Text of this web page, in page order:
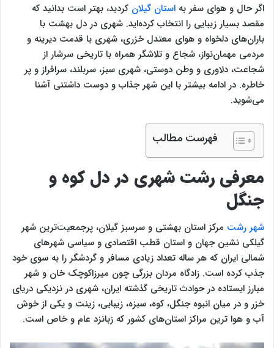
اگر حال و هوای سفر به استان گیلان کردید، بهتر است بدانید که
مقصد بسیار زیبایی را انتخاب کرده‌اید. شهری در دل بهشت با
باران‌های دلخواه و هوای معتدل خزری، شهری با قدمت دیرینه و
مردمی مهمان‌نواز، شجاع و تلاشگر همراه با تاریخی سرشار از
شجاعت، دلاوری و وطن دوستی، شهری سبز، سربلند، سرافراز و پر
خاطره. در ادامه بیشتر با این شهر جذاب و دوست داشتنی آشنا
می‌شوید.
فهرست مطالب
معرفی رشت شهری در دل کوه و
جنگل
شهر رشت مرکز استان بهشتی و سرسبز گیلان، پرجمعیت‌ترین شهر
گیلکی نشین جهان و استان قطب اقتصادی و سیاسی شهرهای
شمالی ایران که هر ساله تعداد زیادی مسافر و گردشگر را به سوی خود
جذب کرده است. زادگاه مردان بزرگی چون میرزاکوچک خان و شهر
مبارز ایستاده در حوادث تاریخی گذشته ایران، شهری در نزدیکی دریای
خزر و در میان انبوه جنگل، کوه، سبزه، زیبایی، زینت و یکی از خوش
آب و هوا ترین مراکز استان‌های کشور که زبانزد عام و خاص است‌.